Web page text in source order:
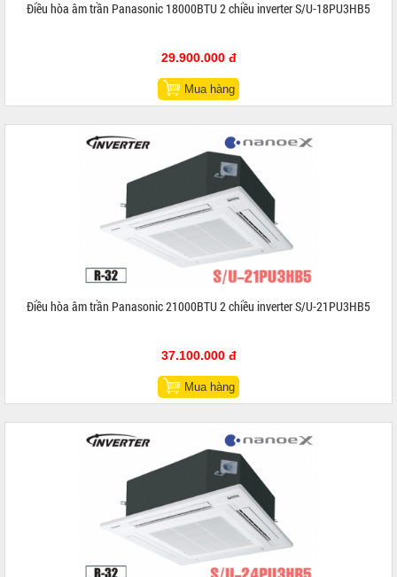
Điều hòa âm trần Panasonic 18000BTU 2 chiều inverter S/U-18PU3HB5
29.900.000 đ
Mua hàng
Điều hòa âm trần Panasonic 21000BTU 2 chiều inverter S/U-21PU3HB5
37.100.000 đ
Mua hàng